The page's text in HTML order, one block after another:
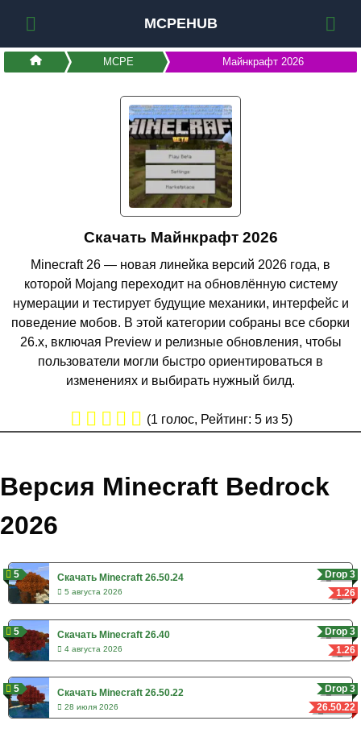
MCPEHUB
MCPE Майнкрафт 2026
Скачать Майнкрафт 2026
Minecraft 26 — новая линейка версий 2026 года, в
которой Mojang переходит на обновлённую систему
нумерации и тестирует будущие механики, интерфейс и
поведение мобов. В этой категории собраны все сборки
26.x, включая Preview и релизные обновления, чтобы
пользователи могли быстро ориентироваться в
изменениях и выбирать нужный билд.
(1 голос, Рейтинг:5 из 5)
Версия Minecraft Bedrock
2026
5
Drop 3
1.26
Скачать Minecraft 26.50.24
5 августа 2026
5
Drop 3
1.26
Скачать Minecraft 26.40
4 августа 2026
5
Drop 3
26.50.22
Скачать Minecraft 26.50.22
28 июля 2026